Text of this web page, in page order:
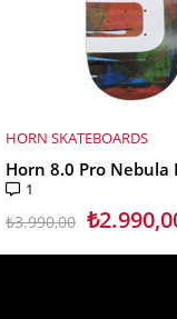
SEPETE EKLE
HORN SKATEBOARDS
1
₺3.990,00